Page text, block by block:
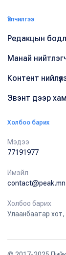
Үйлчилгээ
Редакцын
Манай
Контент
Эвэнт дээр
Холбоо барих
Мэдээ
77191977
Имэйл
contact@peak.mn
Холбоо барих
Улаанбаатар хот,